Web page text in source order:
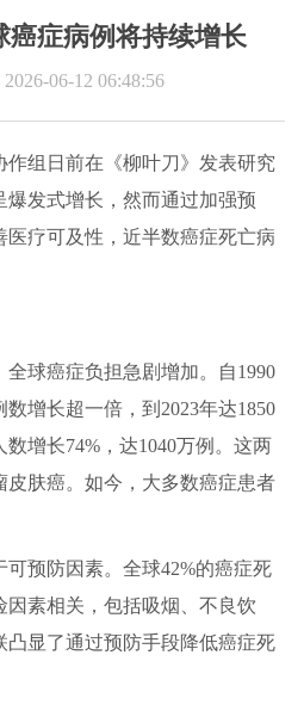
癌症病例将持续增长
06-12 06:48:56
组日前在《柳叶刀》发表研究
发式增长，然而通过加强预
医疗可及性，近半数癌症死亡病
球癌症负担急剧增加。自1990
增长超一倍，到2023年达1850
增长74%，达1040万例。这两
肤癌。如今，大多数癌症患者
预防因素。全球42%的癌症死
因素相关，包括吸烟、不良饮
显了通过预防手段降低癌症死